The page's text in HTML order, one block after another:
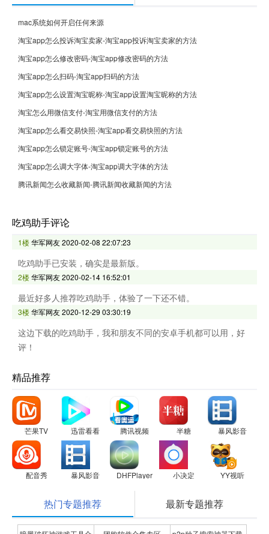
mac系统如何开启任何来源
淘宝app怎么投诉淘宝卖家-淘宝app投诉淘宝卖家的方法
淘宝app怎么修改密码-淘宝app修改密码的方法
淘宝app怎么扫码-淘宝app扫码的方法
淘宝app怎么设置淘宝昵称-淘宝app设置淘宝昵称的方法
淘宝怎么用微信支付-淘宝用微信支付的方法
淘宝app怎么看交易快照-淘宝app看交易快照的方法
淘宝app怎么锁定账号-淘宝app锁定账号的方法
淘宝app怎么调大字体-淘宝app调大字体的方法
腾讯新闻怎么收藏新闻-腾讯新闻收藏新闻的方法
吃鸡助手评论
1楼华军网友2020-02-08 22:07:23
吃鸡助手已安装，确实是最新版。
2楼华军网友2020-02-14 16:52:01
最近好多人推荐吃鸡助手，体验了一下还不错。
3楼华军网友2020-12-29 03:30:19
这边下载的吃鸡助手，我和朋友不同的安卓手机都可以用，好
评！
精品推荐
芒果TV 迅雷看看 腾讯视频 半糖 暴风影音
配音秀 暴风影音 DHFPlayer 小决定 YY视听
热门专题推荐 最新专题推荐